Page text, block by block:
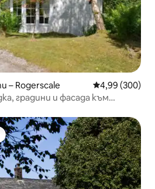
– Rogerscale Средна
4,99 (300)
градини и фасада към
на гостите